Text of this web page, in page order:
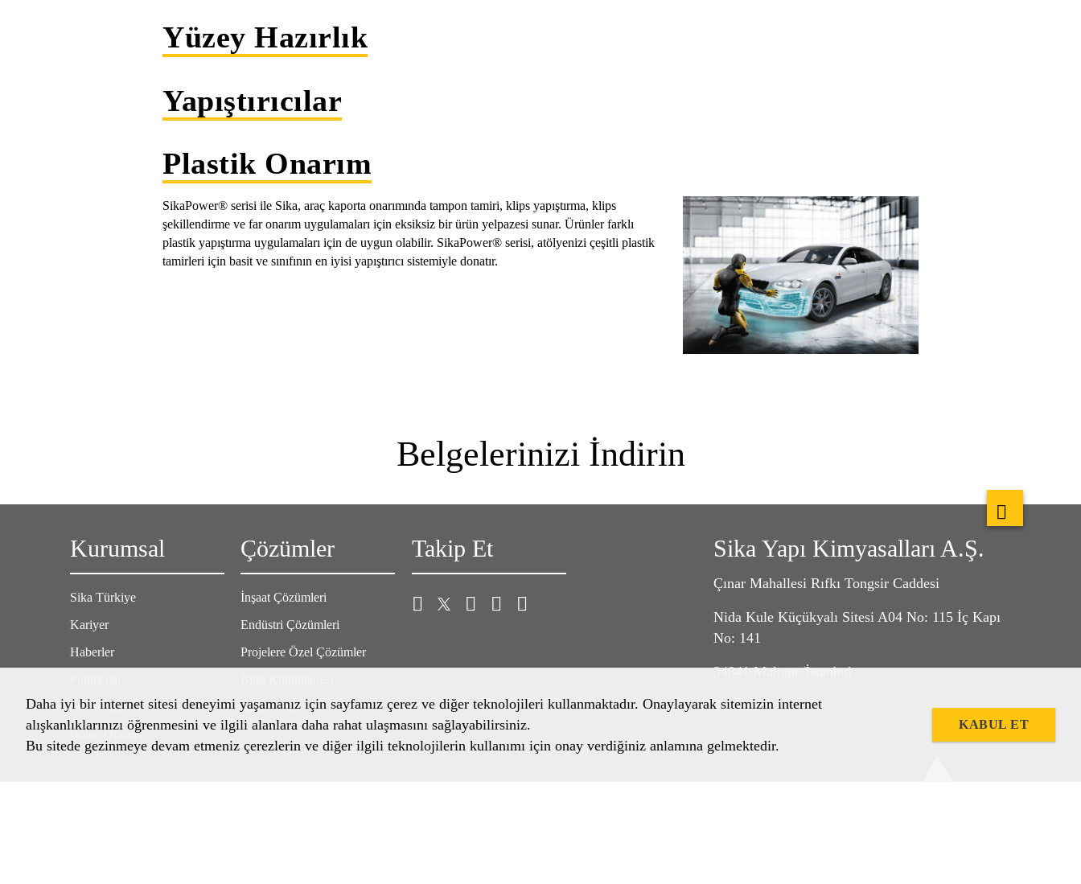
Yüzey Hazırlık
Yapıştırıcılar
Plastik Onarım
SikaPower® serisi ile Sika, araç kaporta onarımında tampon tamiri, klips yapıştırma, klips
şekillendirme ve far onarım uygulamaları için eksiksiz bir ürün yelpazesi sunar. Ürünler farklı
plastik yapıştırma uygulamaları için de uygun olabilir. SikaPower® serisi, atölyenizi çeşitli plastik
tamirleri için basit ve sınıfının en iyisi yapıştırıcı sistemiyle donatır.
Belgelerinizi İndirin
Kurumsal
Sika Türkiye
Kariyer
Haberler
Sertifikalar
Bölge Ofisleri
Çözümler
İnşaat Çözümleri
Endüstri Çözümleri
Projelere Özel Çözümler
Şartnameler
Takip Et Sika Yapı Kimyasalları A.Ş.
Çınar Mahallesi Rıfkı Tongsir Caddesi
Nida Kule Küçükyalı Sitesi A04 No: 115 İç Kapı
No: 141
34841 Maltepe/İstanbul
Türkiye
Daha iyi bir internet sitesi deneyimi yaşamanız için sayfamız çerez ve diğer teknolojileri kullanmaktadır. Onaylayarak sitemizin internet
alışkanlıklarınızı öğrenmesini ve ilgili alanlara daha rahat ulaşmasını sağlayabilirsiniz.
Bu sitede gezinmeye devam etmeniz çerezlerin ve diğer ilgili teknolojilerin kullanımı için onay verdiğiniz anlamına gelmektedir.
KABUL ET